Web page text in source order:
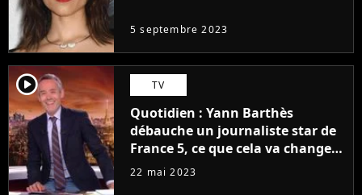
5 septembre 2023
player2 TV
Quotidien : Yann Barthès
débauche un journaliste star de
France 5, ce que cela va changer
à la rentrée
22 mai 2023